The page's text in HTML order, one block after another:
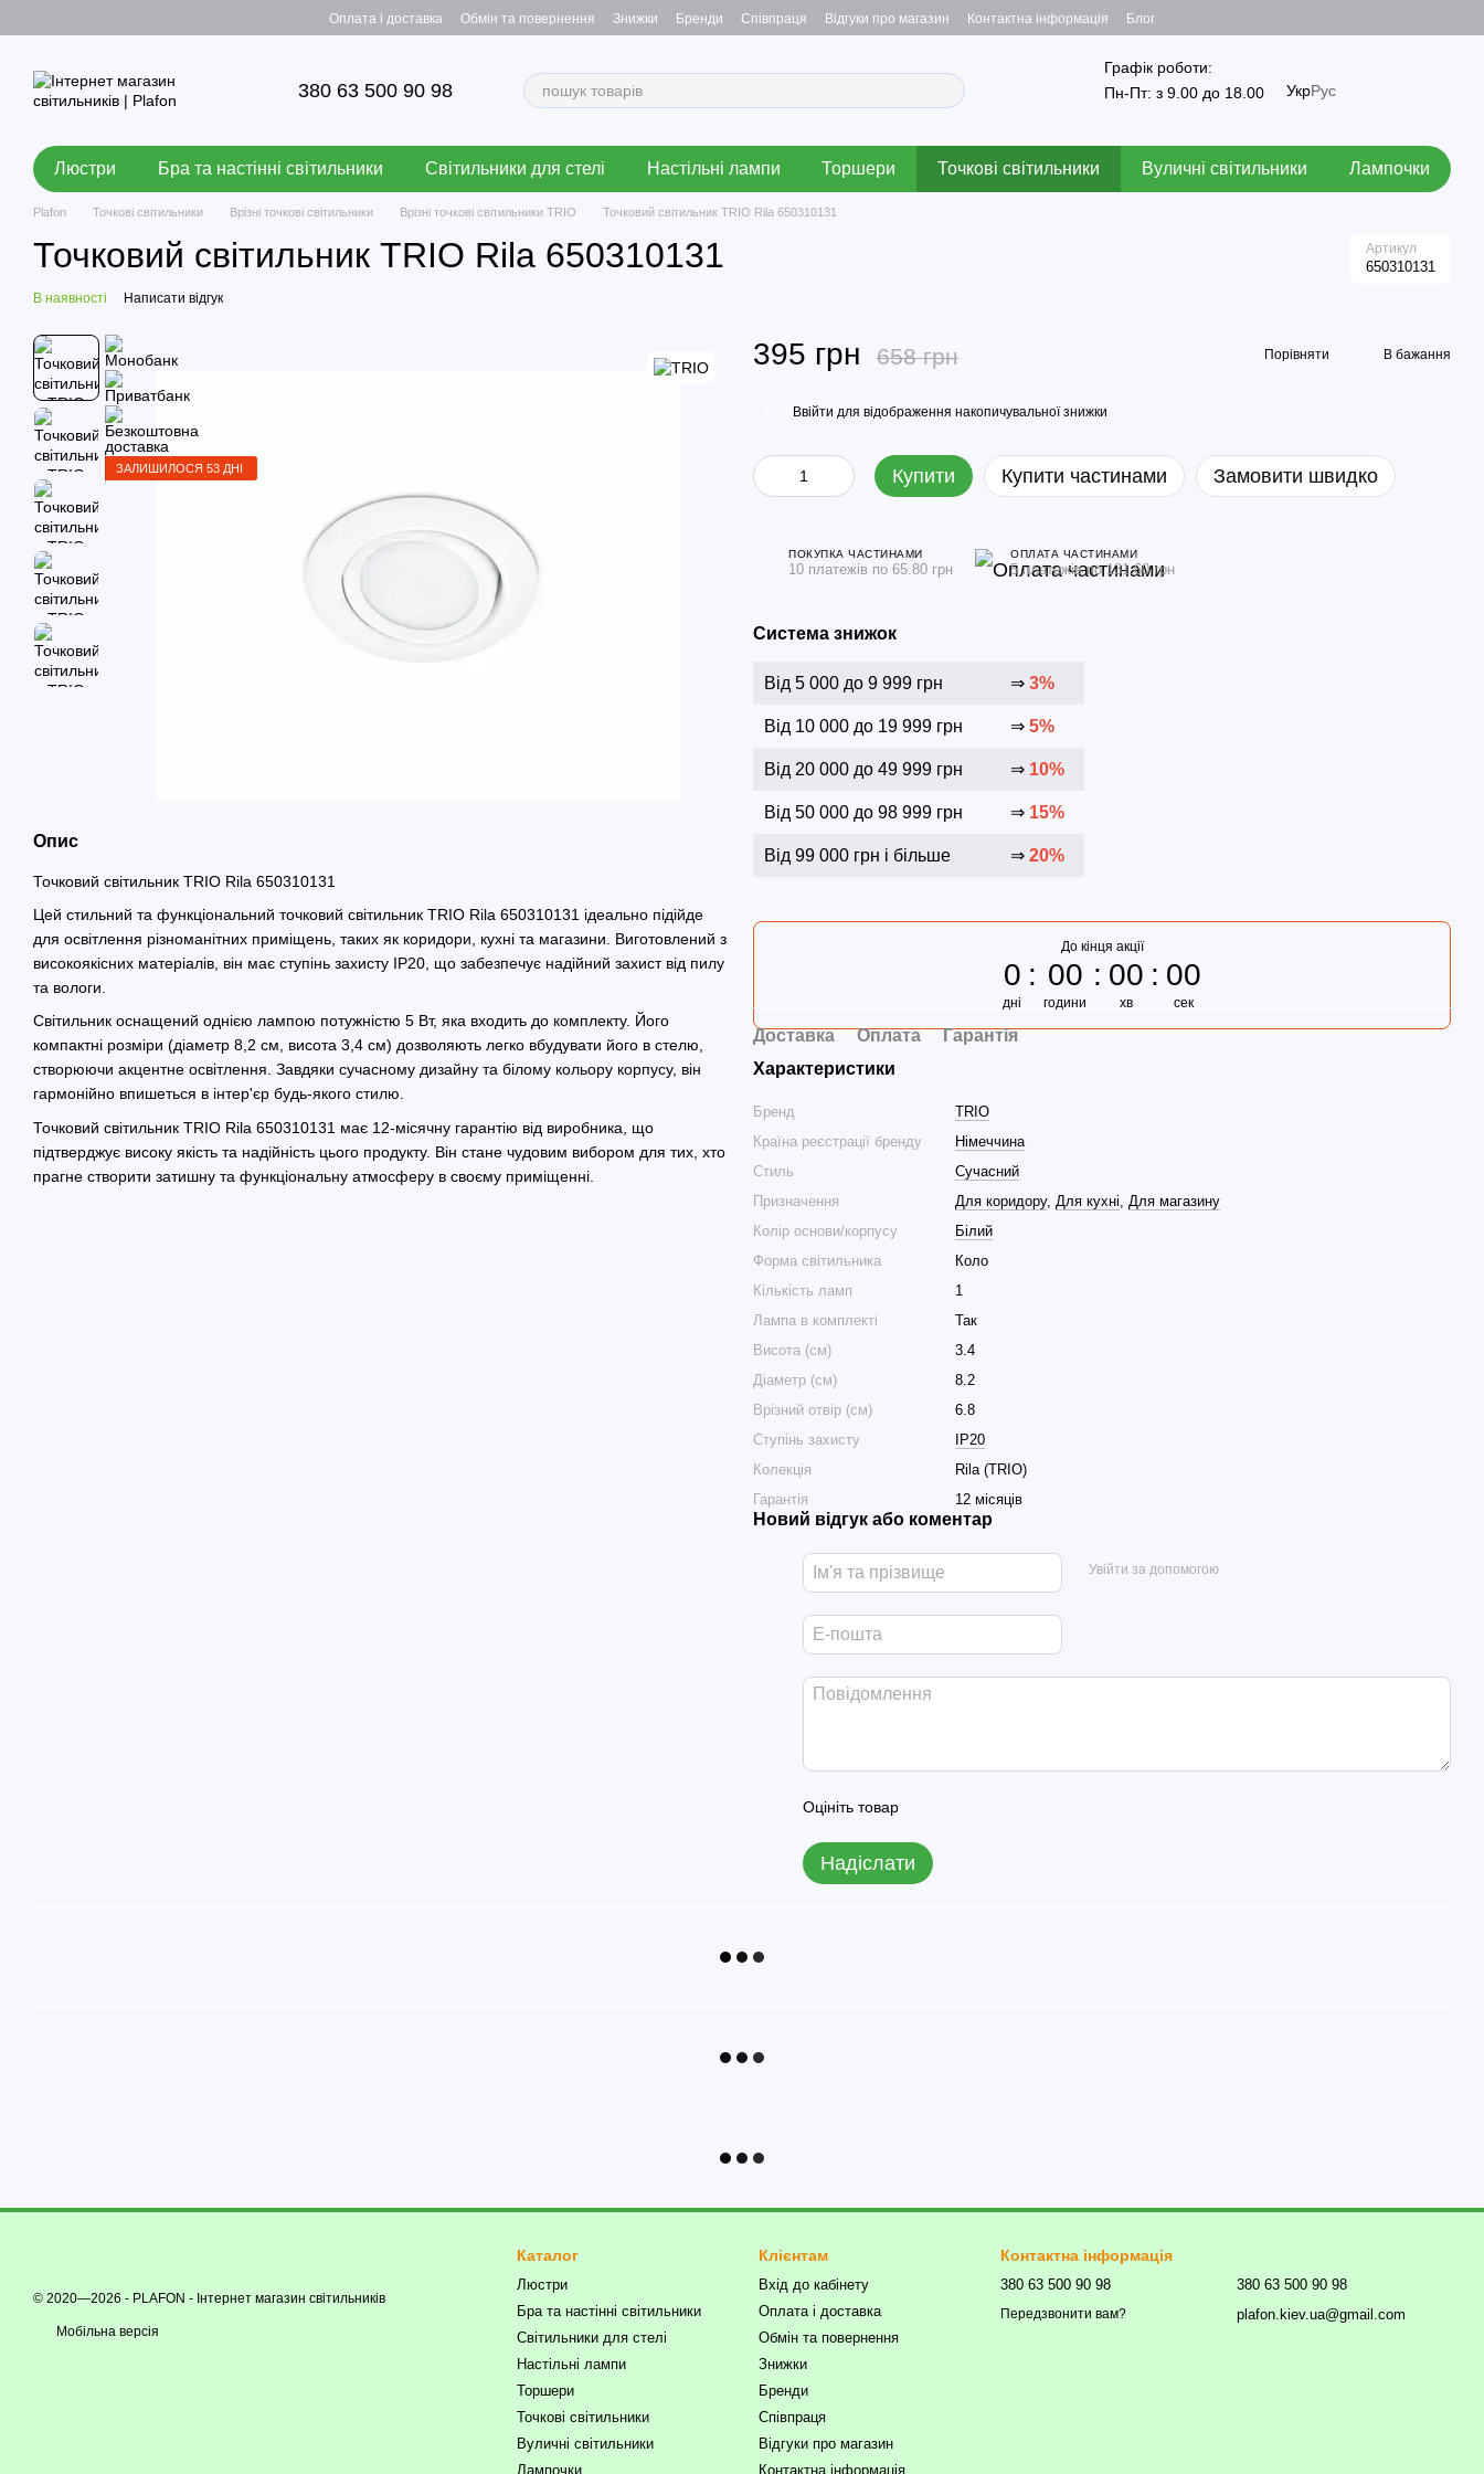
Оплата і доставка Обмін та повернення Знижки Бренди Співпраця Відгуки про магазин Контактна інформація Блог
380 63 500 90 98
Графік роботи:
Пн-Пт: з 9.00 до 18.00
УкрРус
Люстри Бра та настінні світильники Світильники для стелі Настільні лампи Торшери Точкові світильники Вуличні світильники Лампочки
Plafon Точкові світильники Врізні точкові світильники Врізні точкові світильники TRIO Точковий світильник TRIO Rila 650310131
Точковий світильник TRIO Rila 650310131 Артикул
650310131
В наявності Написати відгук
ЗАЛИШИЛОСЯ 53 ДНІ
Опис
Точковий світильник TRIO Rila 650310131
Цей стильний та функціональний точковий світильник TRIO Rila 650310131 ідеально підійде
для освітлення різноманітних приміщень, таких як коридори, кухні та магазини. Виготовлений з
високоякісних матеріалів, він має ступінь захисту IP20, що забезпечує надійний захист від пилу
та вологи.
Світильник оснащений однією лампою потужністю 5 Вт, яка входить до комплекту. Його
компактні розміри (діаметр 8,2 см, висота 3,4 см) дозволяють легко вбудувати його в стелю,
створюючи акцентне освітлення. Завдяки сучасному дизайну та білому кольору корпусу, він
гармонійно впишеться в інтер'єр будь-якого стилю.
Точковий світильник TRIO Rila 650310131 має 12-місячну гарантію від виробника, що
підтверджує високу якість та надійність цього продукту. Він стане чудовим вибором для тих, хто
прагне створити затишну та функціональну атмосферу в своєму приміщенні.
395 грн 658 грн Порівняти В бажання
Ввійти для відображення накопичувальної знижки
Купити Купити частинами Замовити швидко
ПОКУПКА ЧАСТИНАМИ
10 платежів по 65.80 грн
ОПЛАТА ЧАСТИНАМИ
5 платежів по 131.60 грн
Система знижок
Від 5 000 до 9 999 грн ⇒ 3%
Від 10 000 до 19 999 грн ⇒ 5%
Від 20 000 до 49 999 грн ⇒ 10%
Від 50 000 до 98 999 грн ⇒ 15%
Від 99 000 грн і більше ⇒ 20%
До кінця акції
0
дні
00
години
00
хв
00
сек
Доставка Оплата
Гарантія
Характеристики
Бренд
TRIO
Країна реєстрації бренду
Німеччина
Стиль
Сучасний
Призначення
Для коридору, Для кухні, Для магазину
Колір основи/корпусу
Білий
Форма світильника
Коло
Кількість ламп
1
Лампа в комплекті
Так
Висота (см)
3.4
Діаметр (см)
8.2
Врізний отвір (см)
6.8
Ступінь захисту
IP20
Колекція
Rila (TRIO)
Гарантія
12 місяців
Новий відгук або коментар
Увійти за допомогою
Оцініть товар
Надіслати
© 2020—2026 - PLAFON - Інтернет магазин світильників
Мобільна версія
Каталог
Люстри
Бра та настінні світильники
Світильники для стелі
Настільні лампи
Торшери
Точкові світильники
Вуличні світильники
Лампочки
Клієнтам
Вхід до кабінету
Оплата і доставка
Обмін та повернення
Знижки
Бренди
Співпраця
Відгуки про магазин
Контактна інформація
Контактна інформація
380 63 500 90 98
Передзвонити вам?
380 63 500 90 98
plafon.kiev.ua@gmail.com